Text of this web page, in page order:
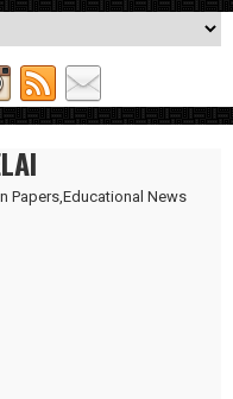
Papers,Educational News